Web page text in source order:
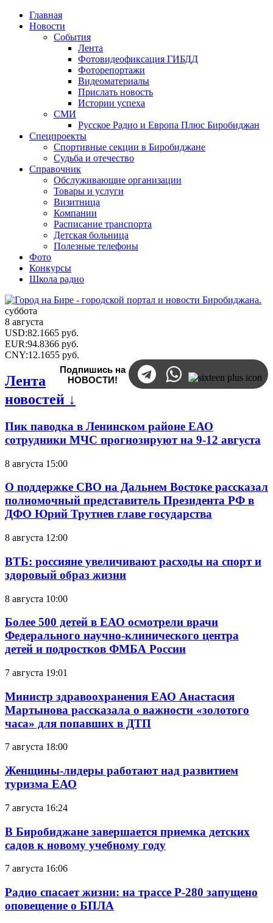
Главная
Новости
События
Лента
Фотовидеофиксация ГИБДД
Фоторепортажи
Видеоматериалы
Прислать новость
Истории успеха
СМИ
Русское Радио и Европа Плюс Биробиджан
Спецпроекты
Спортивные секции в Биробиджане
Судьба и отечество
Справочник
Обслуживающие организации
Товары и услуги
Визитница
Компании
Расписание транспорта
Детская больница
Полезные телефоны
Фото
Конкурсы
Школа радио
суббота
8 августа
USD:82.1665 руб.
EUR:94.8366 руб.
CNY:12.1655 руб.
Подпишись на
НОВОСТИ!
Лента
новостей ↓
Пик паводка в Ленинском районе ЕАО
сотрудники МЧС прогнозируют на 9-12 августа
8 августа 15:00
О поддержке СВО на Дальнем Востоке рассказал
полномочный представитель Президента РФ в
ДФО Юрий Трутнев главе государства
8 августа 12:00
ВТБ: россияне увеличивают расходы на спорт и
здоровый образ жизни
8 августа 10:00
Более 500 детей в ЕАО осмотрели врачи
Федерального научно-клинического центра
детей и подростков ФМБА России
7 августа 19:01
Министр здравоохранения ЕАО Анастасия
Мартынова рассказала о важности «золотого
часа» для попавших в ДТП
7 августа 18:00
Женщины-лидеры работают над развитием
туризма ЕАО
7 августа 16:24
В Биробиджане завершается приемка детских
садов к новому учебному году
7 августа 16:06
Радио спасает жизни: на трассе Р-280 запущено
оповещение о БПЛА